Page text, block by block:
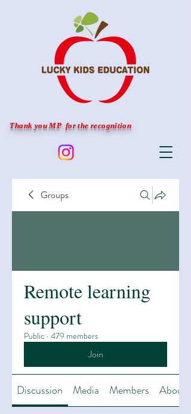
Thank you MP for the recognition
Groups
Remote learning
support
Public · 479 members
Join
Discussion Media Members About